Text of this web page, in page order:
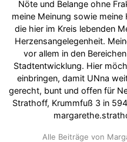
Nöte und Belange ohne
meine Meinung sowie
die hier im Kreis lebenden
Herzensangelegenheit.
vor allem in den
Stadtentwicklung. Hier
einbringen, damit UNna
gerecht, bunt und offen für
Strathoff, Krummfuß 3 in
Alle Beiträge von